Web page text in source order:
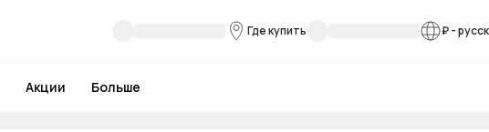
Где купить ₽-
Акции Больше